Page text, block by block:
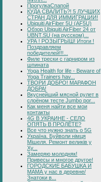
ПрогулкаСпапой
КУДА СВАЛИТЬ?! 5 ЛУЧШИХ
СТРАН ДЛЯ ИММИГРАЦИИ!
Ubiquiti AirFiber 5U (AF5U)
Обзор Ubiquiti AirFiber 24 от
UBNT.SU (на русском)...
УРА ! РОЗЫГРЫШ! Итоги !
Поздравляем
победителей!!!...
Филе трески с гарниром из
шпината
Yoga Health for life - Beware of
Yoga Trainers hav...
ТВОРИ ДОБРО! МАРАФОН
ДОБРА!
Вкуснейший мясной рулет в
слоёном тесте Jumbo por...
Как меня найти все мои
контакты
4G В УКРАИНЕ - СЕЛО
ОПЯТЬ В ПРОЛЁТЕ?
Все что нужно знать о 5G
Україна. Буйволи німця
Мішеля. Ремонт великів у
Ху...
Замеряю молодняк!
Привесы и многое другое!
ГОРОДСКИЕ БАБУШКА И
МАМА у нас в деревне/
Знатоки в...